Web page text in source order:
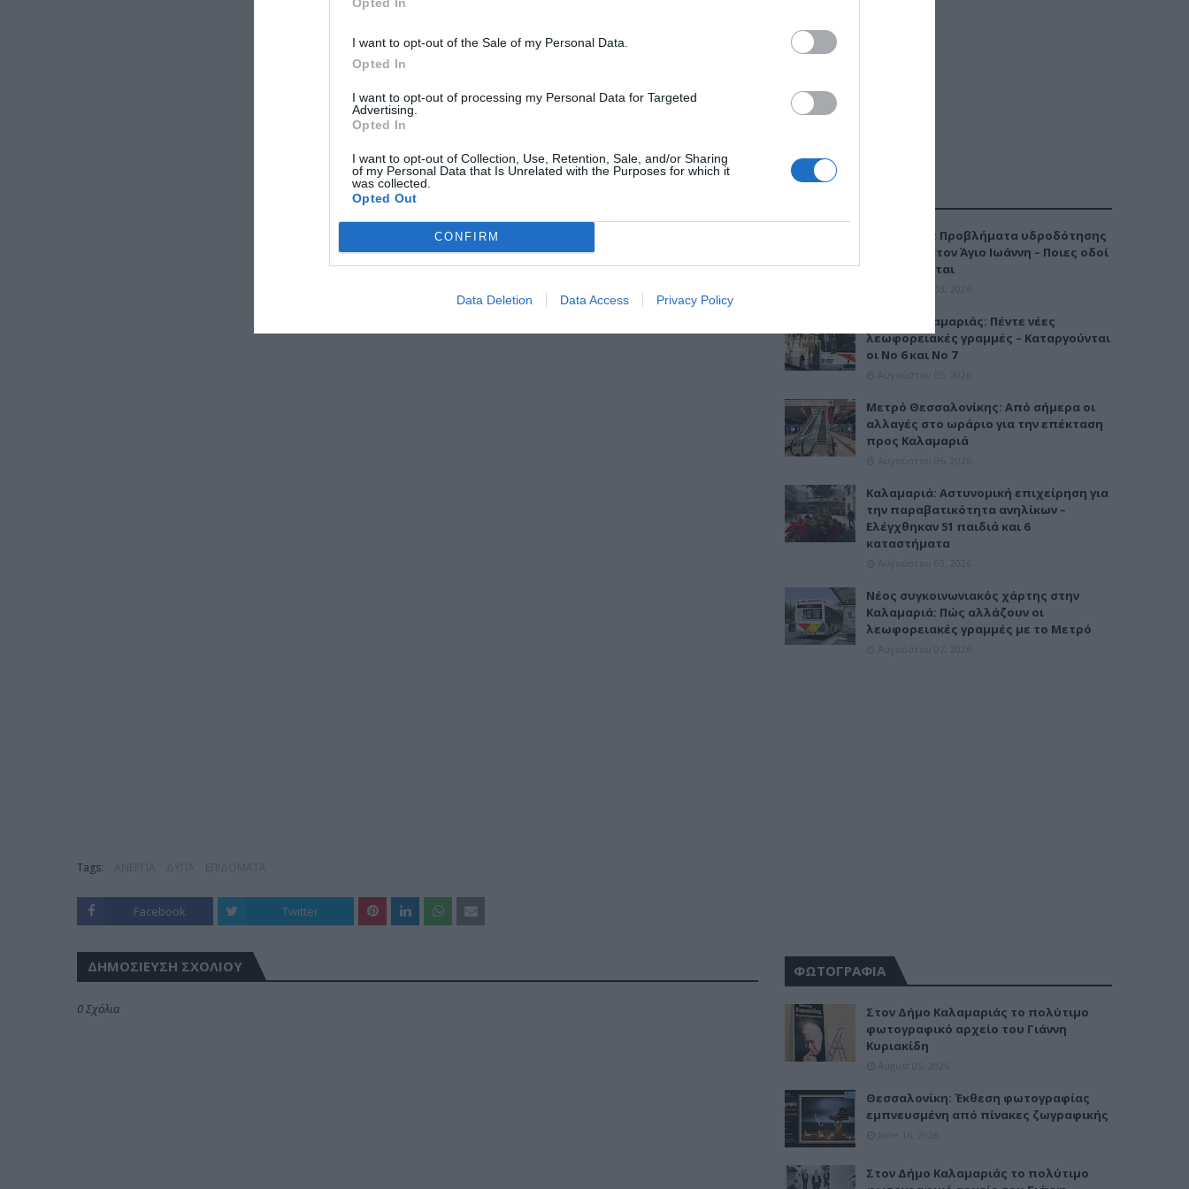
I want to opt-out of the Sale of my Personal Data.
Opted In
I want to opt-out of processing my Personal Data for Targeted
Advertising.
Opted In
I want to opt-out of Collection, Use, Retention, Sale, and/or Sharing
of my Personal Data that Is Unrelated with the Purposes for which it
was collected.
Opted Out
CONFIRM
Data Deletion Data Access Privacy Policy
Tags:
Facebook Twitter
ΔΗΜΟΣΊΕΥΣΗ ΣΧΟΛΊΟΥ
0 Σχόλια
Καλαμαριά: Προβλήματα υδροδότησης
την Τρίτη στον Άγιο Ιωάννη – Ποιες οδοί
επηρεάζονται
Μετρό Καλαμαριάς: Πέντε νέες
λεωφορειακές γραμμές – Καταργούνται
οι Νο 6 και Νο 7
Μετρό Θεσσαλονίκης: Από σήμερα οι
αλλαγές στο ωράριο για την επέκταση
προς Καλαμαριά
Καλαμαριά: Αστυνομική επιχείρηση για
την παραβατικότητα ανηλίκων –
Ελέγχθηκαν 51 παιδιά και 6
καταστήματα
Νέος συγκοινωνιακός χάρτης στην
Καλαμαριά: Πώς αλλάζουν οι
λεωφορειακές γραμμές με το Μετρό
ΦΩΤΟΓΡΑΦΙΑ
Στον Δήμο Καλαμαριάς το πολύτιμο
φωτογραφικό αρχείο του Γιάννη
Κυριακίδη
Θεσσαλονίκη: Έκθεση φωτογραφίας
εμπνευσμένη από πίνακες ζωγραφικής
Στον Δήμο Καλαμαριάς το πολύτιμο